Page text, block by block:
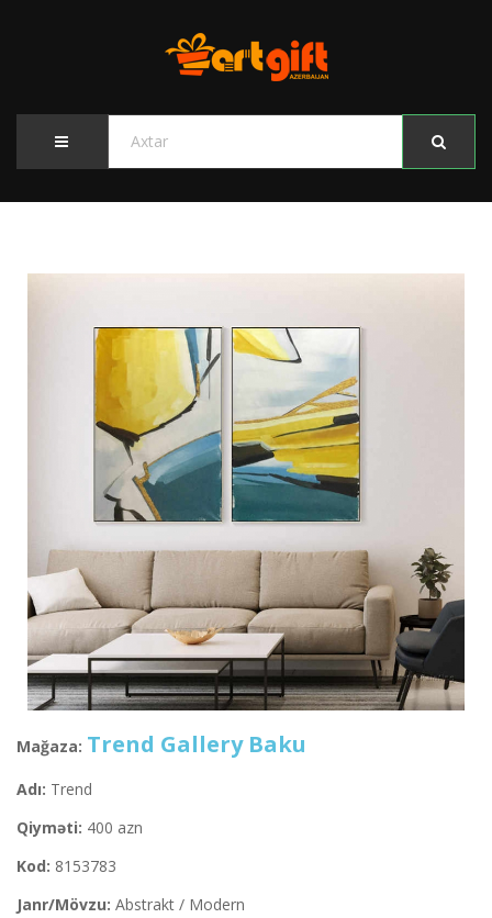
Mağaza: Trend Gallery Baku
Adı: Trend
Qiyməti: 400 azn
Kod: 8153783
Janr/Mövzu: Abstrakt / Modern